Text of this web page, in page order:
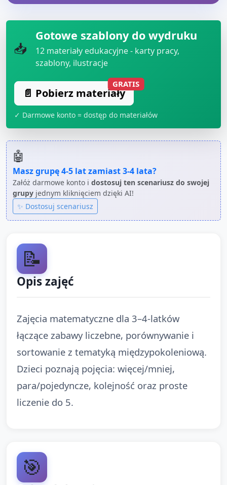
📥
Gotowe szablony do wydruku
12 materiały edukacyjne - karty pracy,
szablony, ilustracje
📄 Pobierz materiały
GRATIS
✓ Darmowe konto = dostęp do materiałów
🤖
Masz grupę4-5 latzamiast3-4 lata?
Załóż darmowe konto i dostosuj ten scenariusz do swojej
grupy jednym kliknięciem dzięki AI!
✨ Dostosuj scenariusz
📝
Opis zajęć
Zajęcia matematyczne dla 3–4-latków
łączące zabawy liczebne, porównywanie i
sortowanie z tematyką międzypokoleniową.
Dzieci poznają pojęcia: więcej/mniej,
para/pojedyncze, kolejność oraz proste
liczenie do 5.
🎯